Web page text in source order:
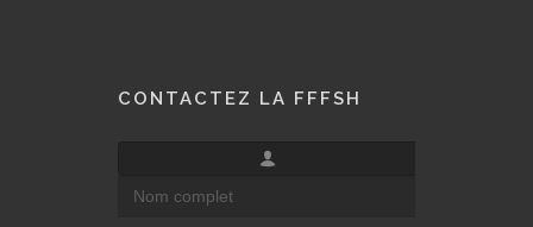
CONTACTEZ LA FFFSH